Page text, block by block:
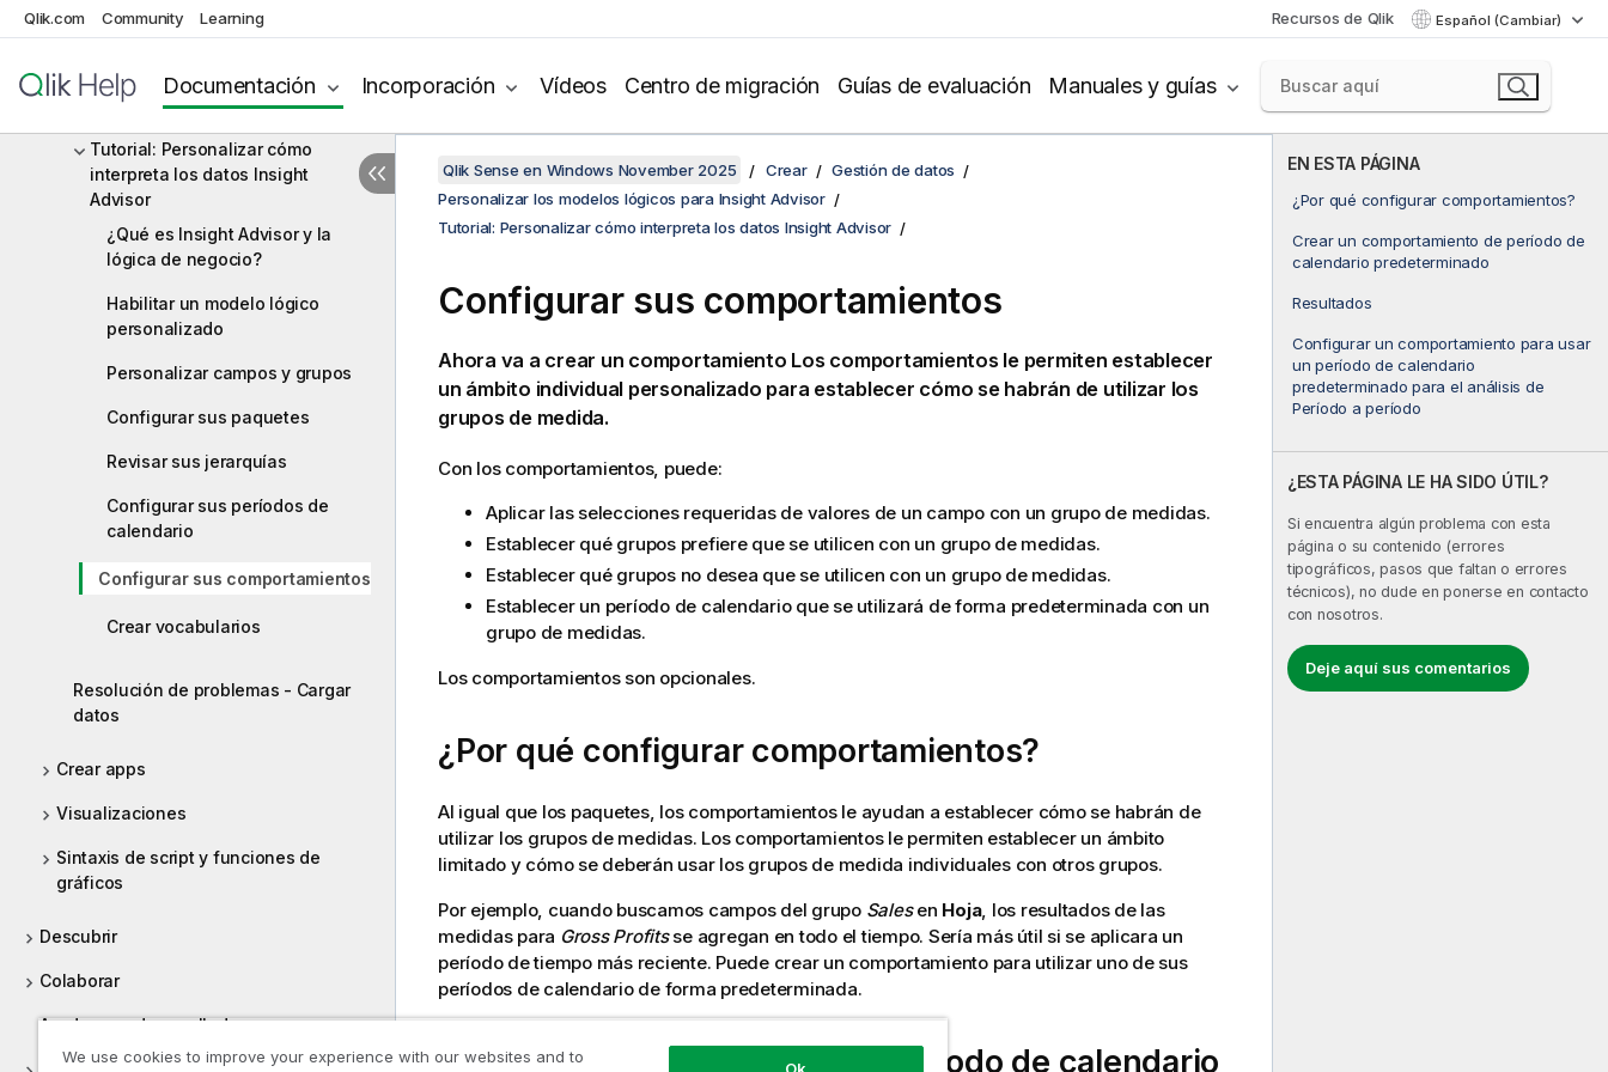
Qlik.com Community Learning Recursos de Qlik Español (Cambiar)
Documentación Incorporación Vídeos Centro de migración Guías de evaluación Manuales y guías
Insight Advisor con la lógica de
negocio
Crear vocabularios para Insight
Advisor
Tutorial: Personalizar cómo
interpreta los datos Insight
Advisor
¿Qué es Insight Advisor y la
lógica de negocio?
Habilitar un modelo lógico
personalizado
Personalizar campos y grupos
Configurar sus paquetes
Revisar sus jerarquías
Configurar sus períodos de
calendario
Configurar sus comportamientos
Crear vocabularios
Resolución de problemas - Cargar
datos
Crear apps
Visualizaciones
Sintaxis de script y funciones de
gráficos
Descubrir
Colaborar
Ayuda para desarrolladores
EN ESTA PÁGINA
¿Por qué configurar comportamientos?
Crear un comportamiento de período de
calendario predeterminado
Resultados
Configurar un comportamiento para usar
un período de calendario
predeterminado para el análisis de
Período a período
¿ESTA PÁGINA LE HA SIDO ÚTIL?
Si encuentra algún problema con esta
página o su contenido (errores
tipográficos, pasos que faltan o errores
técnicos), no dude en ponerse en contacto
con nosotros.
Deje aquí sus comentarios
Qlik Sense en Windows November 2025 Crear
Gestión de datos
Personalizar los modelos lógicos para Insight Advisor
Tutorial: Personalizar cómo interpreta los datos Insight Advisor
Configurar sus comportamientos
Ahora va a crear un comportamiento Los comportamientos le permiten establecer
un ámbito individual personalizado para establecer cómo se habrán de utilizar los
grupos de medida.
Con los comportamientos, puede:
Aplicar las selecciones requeridas de valores de un campo con un grupo de medidas.
Establecer qué grupos prefiere que se utilicen con un grupo de medidas.
Establecer qué grupos no desea que se utilicen con un grupo de medidas.
Establecer un período de calendario que se utilizará de forma predeterminada con un
grupo de medidas.
Los comportamientos son opcionales.
¿Por qué configurar comportamientos?
Al igual que los paquetes, los comportamientos le ayudan a establecer cómo se habrán de
utilizar los grupos de medidas. Los comportamientos le permiten establecer un ámbito
limitado y cómo se deberán usar los grupos de medida individuales con otros grupos.
Por ejemplo, cuando buscamos campos del grupo Salesen Hoja, los resultados de las
medidas para Gross Profitsse agregan en todo el tiempo. Sería más útil si se aplicara un
período de tiempo más reciente. Puede crear un comportamiento para utilizar uno de sus
períodos de calendario de forma predeterminada.
Crear un comportamiento de período de calendario
We use cookies to improve your experience with our websites and to